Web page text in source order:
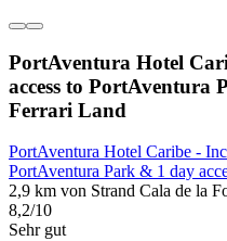
PortAventura Hotel
access to PortAventura
Ferrari Land
PortAventura Hotel Caribe -
PortAventura Park & 1 day
2,9 km von Strand Cala de la
8,2/10
Sehr gut